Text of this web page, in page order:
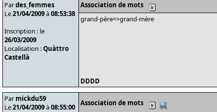
Pardes_femmes
Le21/04/2009à08:53:38
Inscription : le
26/03/2009
Localisation :Quàttro
Castellà
Association de mots
grand-père=>grand-mère
DDDD
Par mickdu59
Le21/04/2009à08:55:00 Association de mots